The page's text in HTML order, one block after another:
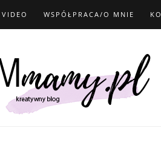
VIDEO WSPÓŁPRACA/O MNIE